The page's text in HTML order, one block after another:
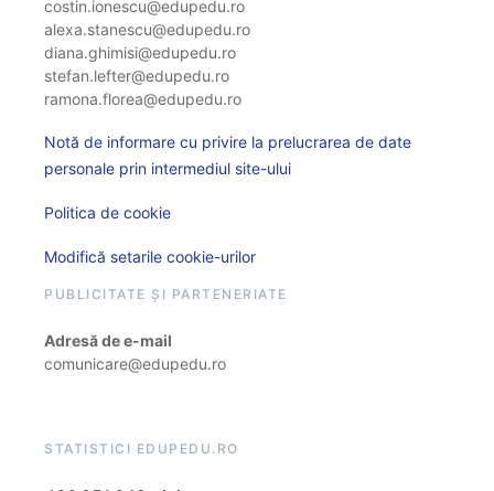
costin.ionescu@edupedu.ro
alexa.stanescu@edupedu.ro
diana.ghimisi@edupedu.ro
stefan.lefter@edupedu.ro
ramona.florea@edupedu.ro
Notă de informare cu privire la prelucrarea de date
personale prin intermediul site-ului
Politica de cookie
Modifică setarile cookie-urilor
PUBLICITATE ȘI PARTENERIATE
Adresă de e-mail
comunicare@edupedu.ro
STATISTICI EDUPEDU.RO